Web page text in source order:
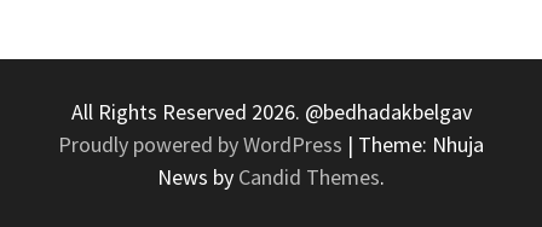
All Rights Reserved 2026. @bedhadakbelgav
Proudly powered by WordPress | Theme: Nhuja
News by Candid Themes.